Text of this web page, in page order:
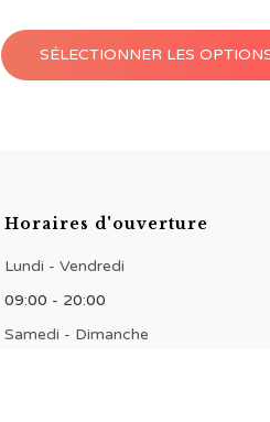
SÉLECTIONNER LES
Horaires d'ouverture
Lundi - Vendredi
09:00 - 20:00
Samedi - Dimanche